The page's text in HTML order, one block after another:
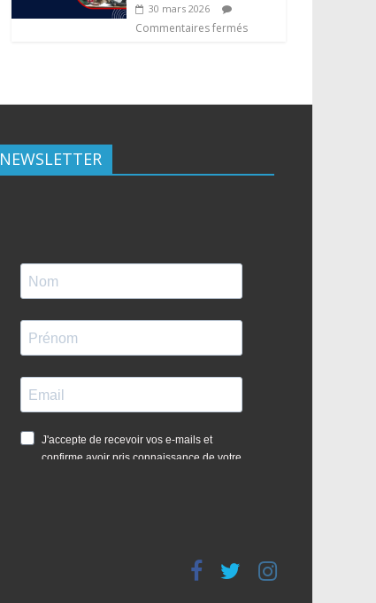
30 mars 2026
Commentaires fermés
NEWSLETTER